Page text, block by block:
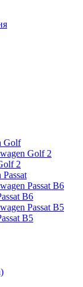
Golf
Golf 2
2
Passat B6
B6
Passat B5
B5